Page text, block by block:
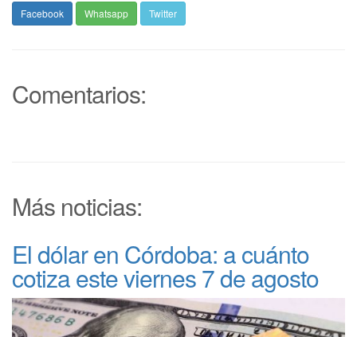
Facebook Whatsapp Twitter
Comentarios:
Más noticias:
El dólar en Córdoba: a cuánto
cotiza este viernes 7 de agosto